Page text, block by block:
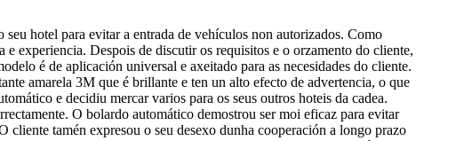
hotel para evitar a entrada de vehículos non autorizados. Como
experiencia. Despois de discutir os requisitos e o orzamento do cliente,
é de aplicación universal e axeitado para as necesidades do cliente.
amarela 3M que é brillante e ten un alto efecto de advertencia, o que
e decidiu mercar varios para os seus outros hoteis da cadea.
O bolardo automático demostrou ser moi eficaz para evitar
cliente tamén expresou o seu desexo dunha cooperación a longo prazo